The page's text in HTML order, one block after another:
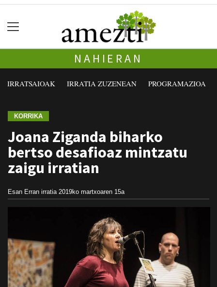
NAHIERAN
IRRATSAIOAK IRRATIA ZUZENEAN PROGRAMAZIOA
KORRIKA
Joana Ziganda biharko
bertso desafioaz mintzatu
zaigu irratian
Esan Erran irratia 2019ko martxoaren 15a